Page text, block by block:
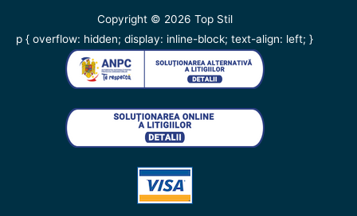
Copyright © 2026 Top Stil
p { overflow: hidden; display: inline-block; text-align: left; }